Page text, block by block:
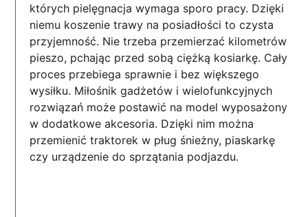
których pielęgnacja wymaga sporo pracy. Dzięki
niemu koszenie trawy na posiadłości to czysta
przyjemność. Nie trzeba przemierzać kilometrów
pieszo, pchając przed sobą ciężką kosiarkę. Cały
proces przebiega sprawnie i bez większego
wysiłku. Miłośnik gadżetów i wielofunkcyjnych
rozwiązań może postawić na model wyposażony
w dodatkowe akcesoria. Dzięki nim można
przemienić traktorek w pług śnieżny, piaskarkę
czy urządzenie do sprzątania podjazdu.